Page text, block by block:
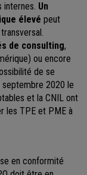
internes. Un
élevé peut
de consulting,
ou encore
de se
septembre 2020 le
et la CNIL ont
les TPE et PME à
en conformité